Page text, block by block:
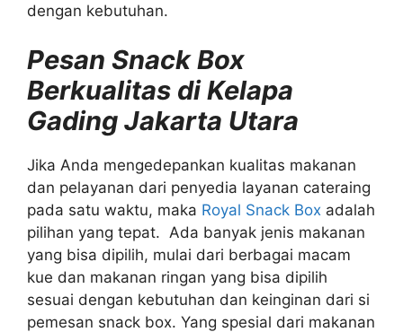
dengan kebutuhan.
Pesan Snack Box
Berkualitas di Kelapa
Gading Jakarta Utara
Jika Anda mengedepankan kualitas makanan
dan pelayanan dari penyedia layanan cateraing
pada satu waktu, maka Royal Snack Box adalah
pilihan yang tepat. Ada banyak jenis makanan
yang bisa dipilih, mulai dari berbagai macam
kue dan makanan ringan yang bisa dipilih
sesuai dengan kebutuhan dan keinginan dari si
pemesan snack box. Yang spesial dari makanan